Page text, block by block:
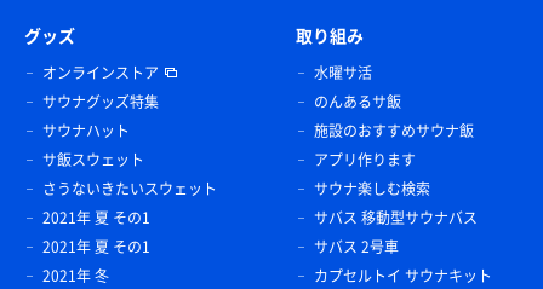
グッズ
オンラインストア
サウナグッズ特集
サウナハット
サ飯スウェット
さうないきたいスウェット
2021年 夏 その1
2021年 夏 その1
2021年 冬
取り組み
水曜サ活
のんあるサ飯
施設のおすすめサウナ飯
アプリ作ります
サウナ楽しむ検索
サバス 移動型サウナバス
サバス 2号車
カプセルトイ サウナキット